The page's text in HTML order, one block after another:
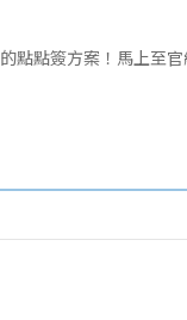
點點簽方案！馬上至